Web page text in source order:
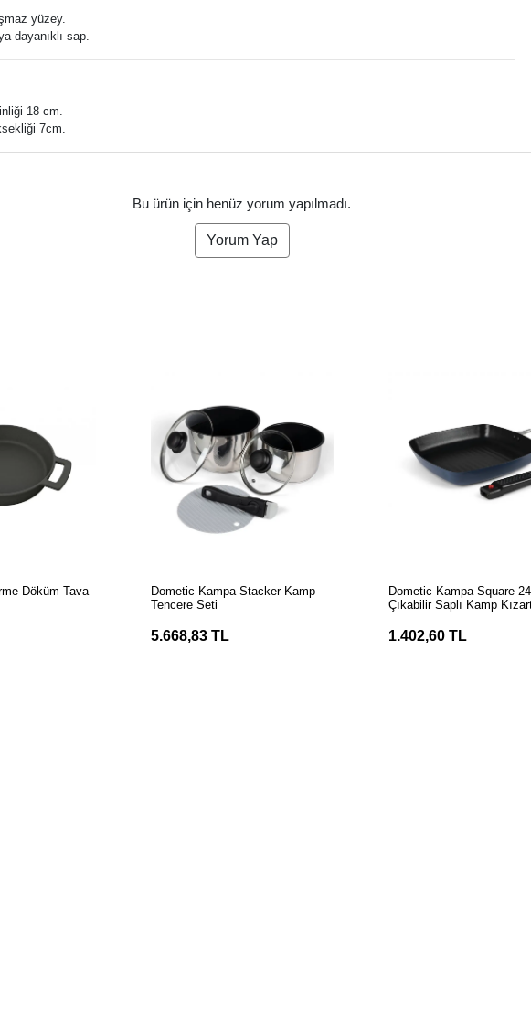
yüzey.
dayanıklı sap.
18 cm.
7cm.
Bu ürün için henüz yorum yapılmadı.
Yorum Yap
Döküm Tava
Dometic Kampa Stacker Kamp
Tencere Seti
5.668,83 TL
Dometic Kampa Square
Çıkabilir Saplı Kamp
1.402,60 TL